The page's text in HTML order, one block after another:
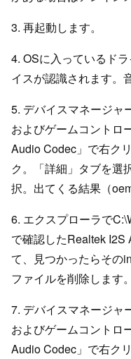
3. 再起動します。
4. OSに入っているド
イスが認識されます。
5. デバイスマネージャ
およびゲームコントロ
Audio Codec」で右ク
ク。「詳細」タブを選
択。出てくる結果（
6. エクスプローラで
で確認したRealtek I2S
て、見つかったらその
ファイルを削除します。
7. デバイスマネージャ
およびゲームコントロ
Audio Codec」で右ク